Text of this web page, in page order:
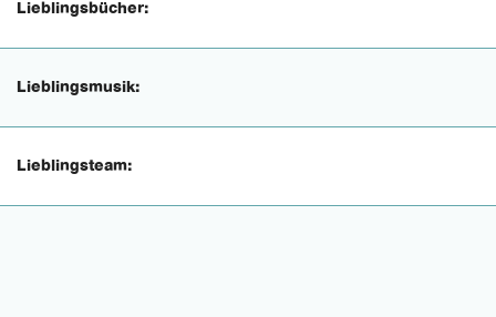
Lieblingsbücher:
Lieblingsmusik:
Lieblingsteam: